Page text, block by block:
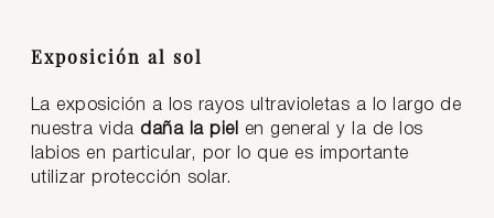
Exposición al sol
La exposición a los rayos ultravioletas a lo largo de
nuestra vida daña la piel
en general y la de los
labios en particular, por lo que es importante
utilizar protección solar.